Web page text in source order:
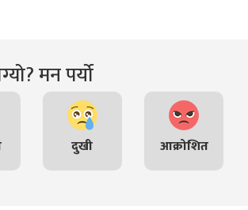
मन पर्यो
दुखी आक्रोशित